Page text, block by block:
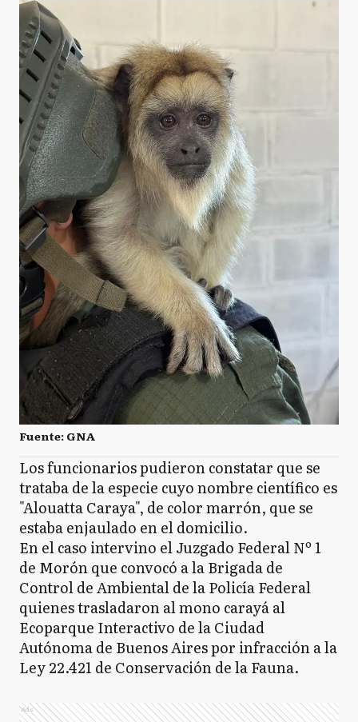
Fuente: GNA
Los funcionarios pudieron constatar que se
trataba de la especie cuyo nombre científico es
"Alouatta Caraya", de color marrón, que se
estaba enjaulado en el domicilio.
En el caso intervino el Juzgado Federal Nº 1
de Morón que convocó a la Brigada de
Control de Ambiental de la Policía Federal
quienes trasladaron al mono carayá al
Ecoparque Interactivo de la Ciudad
Autónoma de Buenos Aires por infracción a la
Ley 22.421 de Conservación de la Fauna.
Ads